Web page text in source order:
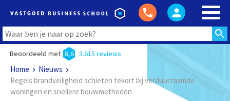
Beoordeeld met 8,6 3.615 reviews
Home
Nieuws
Regels brandveiligheid schieten tekort bij verduurzaamde
woningen en snellere bouwmethoden